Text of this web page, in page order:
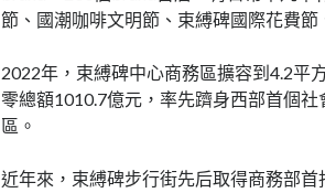
節、國潮咖啡文明節、束縛碑國際花費節
2022年，束縛碑中心商務區擴容到4.2平
零總額1010.7億元，率先躋身西部首個
區。
近年來，束縛碑步行街先后取得商務部首